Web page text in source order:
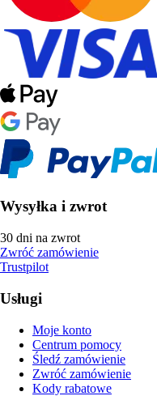
Wysyłka i zwrot
30 dni na zwrot
Zwróć zamówienie
Trustpilot
Usługi
Moje konto
Centrum pomocy
Śledź zamówienie
Zwróć zamówienie
Kody rabatowe